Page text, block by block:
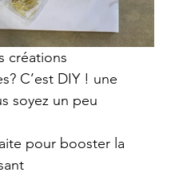
créations
C’est DIY ! une
soyez un peu
pour booster la